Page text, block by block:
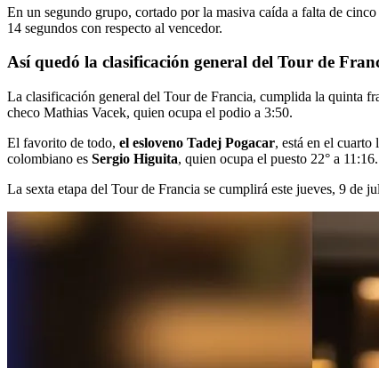
En un segundo grupo, cortado por la masiva caída a falta de
14 segundos con respecto al vencedor.
Así quedó la clasificación general del Tour de
La clasificación general del Tour de Francia, cumplida la quinta
checo Mathias Vacek, quien ocupa el podio a 3:50.
El favorito de todo, el esloveno Tadej Pogacar, está en el
colombiano es Sergio Higuita, quien ocupa el puesto 22° a 11:16.
La sexta etapa del Tour de Francia se cumplirá este jueves, 9 de